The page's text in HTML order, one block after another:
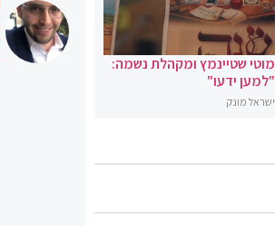
מוטי שטיינמץ ומקהלת נשמה:
"למען ידעו"
ישראל מונק